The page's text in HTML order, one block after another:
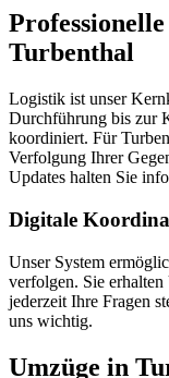
Turbenthal
Logistik ist unser
Durchführung bis zur
koordiniert. Für
Verfolgung Ihrer
Updates halten Sie
Digitale
Unser System
verfolgen. Sie
jederzeit Ihre Fragen
uns wichtig.
Umzüge in